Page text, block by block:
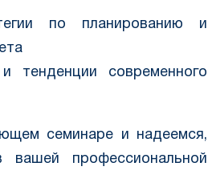
по планированию и
тенденции современного
семинаре и надеемся,
профессиональной